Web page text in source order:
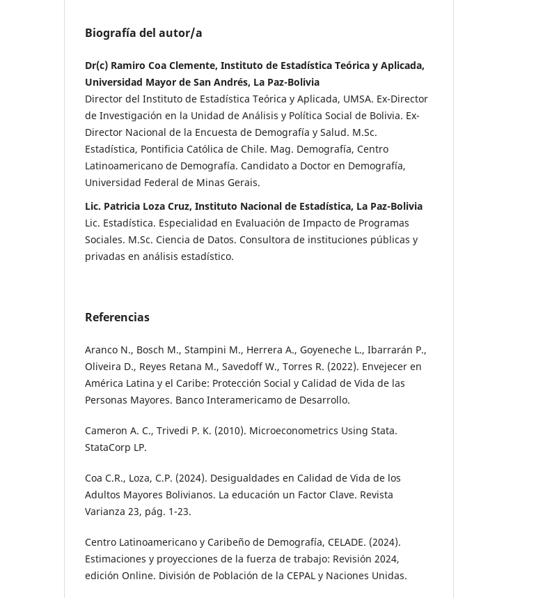
Biografía del autor/a
Dr(c) Ramiro Coa Clemente, Instituto de Estadística Teórica y Aplicada,
Universidad Mayor de San Andrés, La Paz-Bolivia
Director del Instituto de Estadística Teórica y Aplicada, UMSA. Ex-Director
de Investigación en la Unidad de Análisis y Política Social de Bolivia. Ex-
Director Nacional de la Encuesta de Demografía y Salud. M.Sc.
Estadística, Pontificia Católica de Chile. Mag. Demografía, Centro
Latinoamericano de Demografía. Candidato a Doctor en Demografía,
Universidad Federal de Minas Gerais.
Lic. Patricia Loza Cruz, Instituto Nacional de Estadística, La Paz-Bolivia
Lic. Estadística. Especialidad en Evaluación de Impacto de Programas
Sociales. M.Sc. Ciencia de Datos. Consultora de instituciones públicas y
privadas en análisis estadístico.
Referencias
Aranco N., Bosch M., Stampini M., Herrera A., Goyeneche L., Ibarrarán P.,
Oliveira D., Reyes Retana M., Savedoff W., Torres R. (2022). Envejecer en
América Latina y el Caribe: Protección Social y Calidad de Vida de las
Personas Mayores. Banco Interamericamo de Desarrollo.
Cameron A. C., Trivedi P. K. (2010). Microeconometrics Using Stata.
StataCorp LP.
Coa C.R., Loza, C.P. (2024). Desigualdades en Calidad de Vida de los
Adultos Mayores Bolivianos. La educación un Factor Clave. Revista
Varianza 23, pág. 1-23.
Centro Latinoamericano y Caribeño de Demografía, CELADE. (2024).
Estimaciones y proyecciones de la fuerza de trabajo: Revisión 2024,
edición Online. División de Población de la CEPAL y Naciones Unidas.